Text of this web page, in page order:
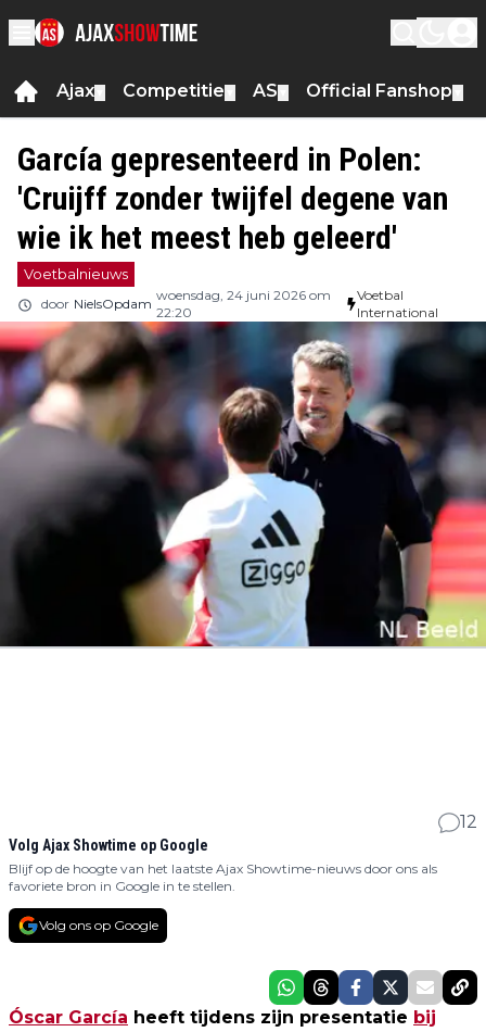
Ajax Competitie AS Official Fanshop
García gepresenteerd in Polen:
'Cruijff zonder twijfel degene van
wie ik het meest heb geleerd'
Voetbalnieuws
door NielsOpdam
woensdag, 24 juni 2026 om
22:20
Voetbal
International
12
Volg Ajax Showtime op Google
Blijf op de hoogte van het laatste Ajax Showtime-nieuws door ons als
favoriete bron in Google in te stellen.
Volg ons op Google
Óscar García heeft tijdens zijn presentatie bij